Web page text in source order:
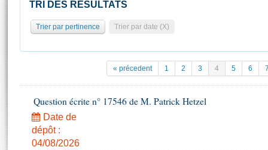
Pétitions
Projets de loi
Propositions de loi
Amendements
Textes adoptés
Statistiques et chiffres clés
Documents de référence
( Constitution | Règlement de l'Assemblée ... )
Histoire
Juniors
Contacts et plan d'accès
Photos libres de droit
TRI DES RÉSULTATS
Trier par pertinence Trier par date (X)
« précedent 1 2 3 4 5 6
Question écrite n° 17546 de M. Patrick Hetzel
Date de
dépôt :
04/08/2026